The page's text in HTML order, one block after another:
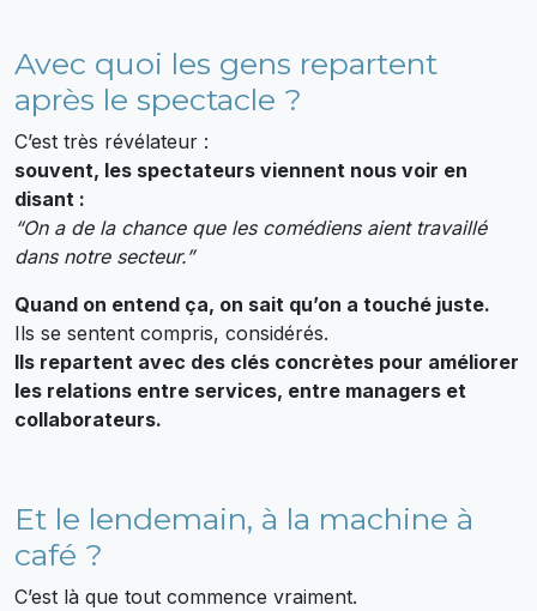
Avec quoi les gens repartent
après le spectacle ?
C’est très révélateur :
souvent, les spectateurs viennent nous voir en
disant :
“On a de la chance que les comédiens aient travaillé
dans notre secteur.”
Quand on entend ça, on sait qu’on a touché juste.
Ils se sentent compris, considérés.
Ils repartent avec des clés concrètes pour améliorer
les relations entre services, entre managers et
collaborateurs.
Et le lendemain, à la machine à
café ?
C’est là que tout commence vraiment.